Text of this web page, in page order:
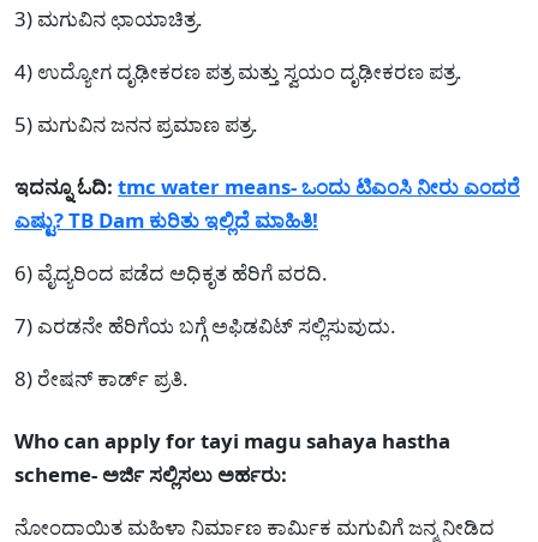
3) ಮಗುವಿನ ಛಾಯಾಚಿತ್ರ.
4) ಉದ್ಯೋಗ ದೃಢೀಕರಣ ಪತ್ರ ಮತ್ತು ಸ್ವಯಂ ದೃಢೀಕರಣ ಪತ್ರ.
5) ಮಗುವಿನ ಜನನ ಪ್ರಮಾಣ ಪತ್ರ.
ಇದನ್ನೂ ಓದಿ: tmc water means- ಒಂದು ಟಿಎಂಸಿ ನೀರು ಎಂದರೆ
ಎಷ್ಟು? TB Dam ಕುರಿತು ಇಲ್ಲಿದೆ ಮಾಹಿತಿ!
6) ವೈದ್ಯರಿಂದ ಪಡೆದ ಅಧಿಕೃತ ಹೆರಿಗೆ ವರದಿ.
7) ಎರಡನೇ ಹೆರಿಗೆಯ ಬಗ್ಗೆ ಅಫಿಡವಿಟ್ ಸಲ್ಲಿಸುವುದು.
8) ರೇಷನ್ ಕಾರ್ಡ್ ಪ್ರತಿ.
Who can apply for tayi magu sahaya hastha
scheme- ಅರ್ಜಿ ಸಲ್ಲಿಸಲು ಅರ್ಹರು:
ನೋಂದಾಯಿತ ಮಹಿಳಾ ನಿರ್ಮಾಣ ಕಾರ್ಮಿಕ ಮಗುವಿಗೆ ಜನ್ಮ ನೀಡಿದ